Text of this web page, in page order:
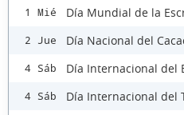
1 Mié Día Mundial de la
2 Jue Día Nacional del
4 Sáb Día Internacional del
4 Sáb Día Internacional del